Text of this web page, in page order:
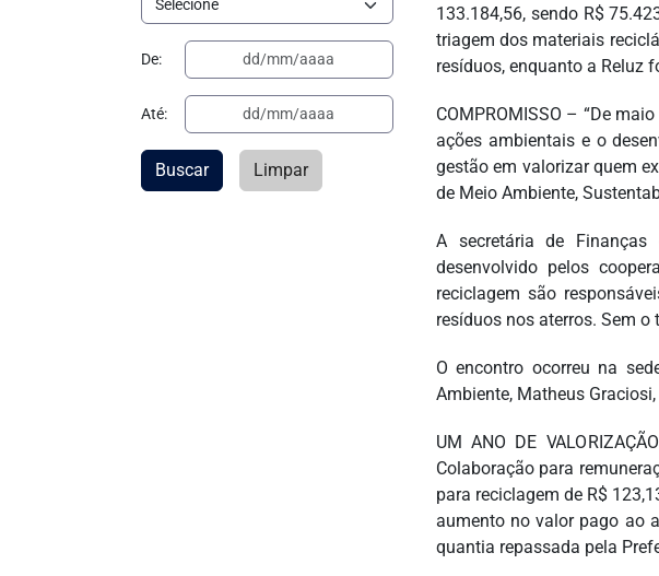
133.184,56, sendo R$
triagem dos materiais
resíduos, enquanto a Reluz
COMPROMISSO – “De
ações ambientais e o
gestão em valorizar quem
de Meio Ambiente,
A secretária de
desenvolvido pelos
reciclagem são
resíduos nos aterros. Sem
O encontro ocorreu na
Ambiente, Matheus
UM ANO DE
Colaboração para
para reciclagem de R$
aumento no valor pago ao
quantia repassada pela
De:
Até:
Buscar Limpar